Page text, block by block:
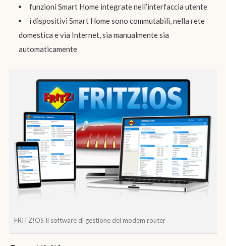
funzioni Smart Home integrate nell’interfaccia utente
i dispositivi Smart Home sono commutabili, nella rete
domestica e via Internet, sia manualmente sia
automaticamente
FRITZ!OS Il software di gestione del modem router